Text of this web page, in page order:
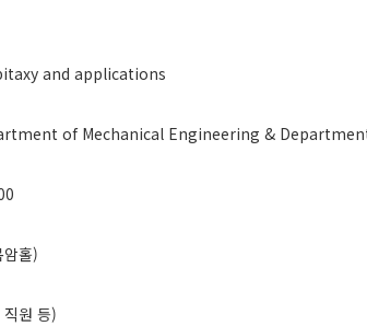
and applications
of Mechanical Engineering &
홀)
원 등)